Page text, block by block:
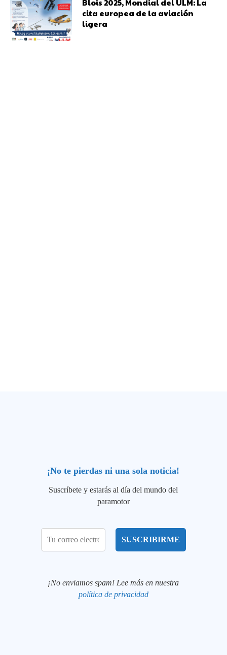
Blois 2025, Mondial del ULM: La
cita europea de la aviación
ligera
¡No te pierdas ni una sola noticia!
Suscríbete y estarás al día del mundo del
paramotor
¡No enviamos spam! Lee más en nuestra
política de privacidad